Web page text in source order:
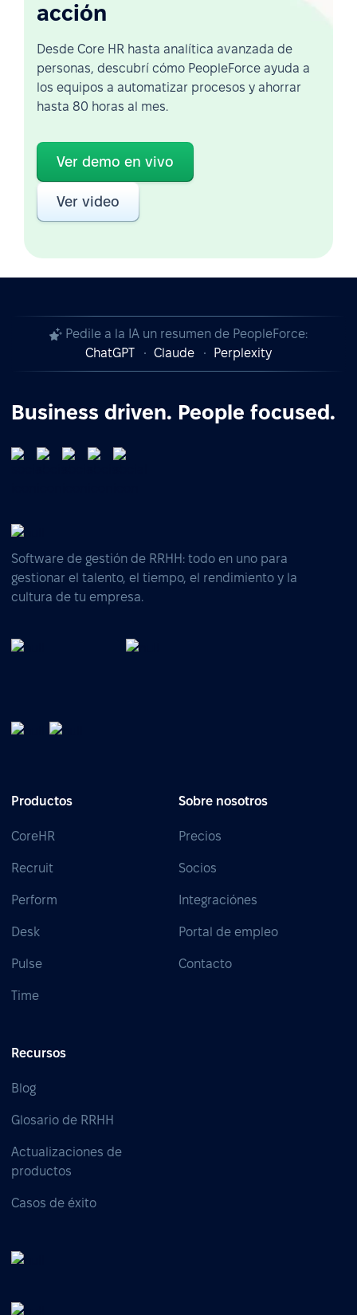
acción
Desde Core HR hasta analítica avanzada de
personas, descubrí cómo PeopleForce ayuda a
los equipos a automatizar procesos y ahorrar
hasta 80 horas al mes.
Ver demo en vivo
Ver video
Pedile a la IA un resumen de PeopleForce:
ChatGPT
Claude Perplexity
Business driven. People focused.
Software de gestión de RRHH: todo en uno para
gestionar el talento, el tiempo, el rendimiento y la
cultura de tu empresa.
Productos
CoreHR
Recruit
Perform
Desk
Pulse
Time
Sobre nosotros
Precios
Socios
Integraciónes
Portal de empleo
Contacto
Recursos
Blog
Glosario de RRHH
Actualizaciones de
productos
Casos de éxito